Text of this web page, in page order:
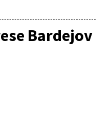
Bardejov